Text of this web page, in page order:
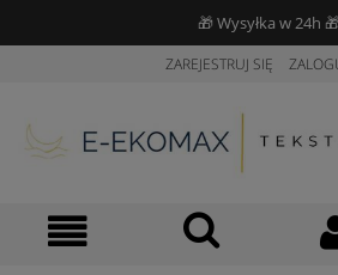
🎁 Wysyłka w 24h 🎁
ZAREJESTRUJ SIĘ